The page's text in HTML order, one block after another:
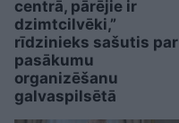
centrā, pārējie ir
dzimtcilvēki,”
rīdzinieks sašutis par
pasākumu
organizēšanu
galvaspilsētā